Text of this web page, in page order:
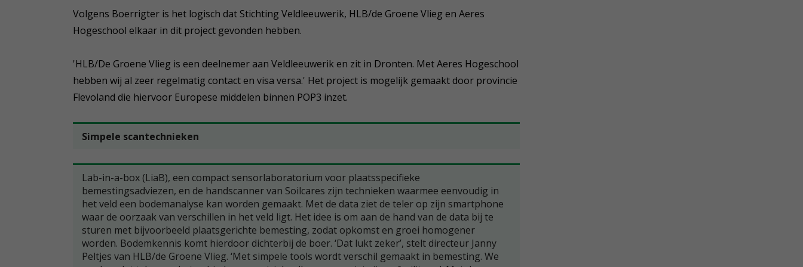
Volgens Boerrigter is het logisch dat Stichting Veldleeuwerik, HLB/de Groene Vlieg en Aeres
Hogeschool elkaar in dit project gevonden hebben.
'HLB/De Groene Vlieg is een deelnemer aan Veldleeuwerik en zit in Dronten. Met Aeres Hogeschool
hebben wij al zeer regelmatig contact en visa versa.' Het project is mogelijk gemaakt door provincie
Flevoland die hiervoor Europese middelen binnen POP3 inzet.
Simpele scantechnieken
Lab-in-a-box (LiaB), een compact sensorlaboratorium voor plaatsspecifieke
bemestingsadviezen, en de handscanner van Soilcares zijn technieken waarmee eenvoudig in
het veld een bodemanalyse kan worden gemaakt. Met de data ziet de teler op zijn smartphone
waar de oorzaak van verschillen in het veld ligt. Het idee is om aan de hand van de data bij te
sturen met bijvoorbeeld plaatsgerichte bemesting, zodat opkomst en groei homogener
worden. Bodemkennis komt hierdoor dichterbij de boer. ‘Dat lukt zeker’, stelt directeur Janny
Peltjes van HLB/de Groene Vlieg. ‘Met simpele tools wordt verschil gemaakt in bemesting. We